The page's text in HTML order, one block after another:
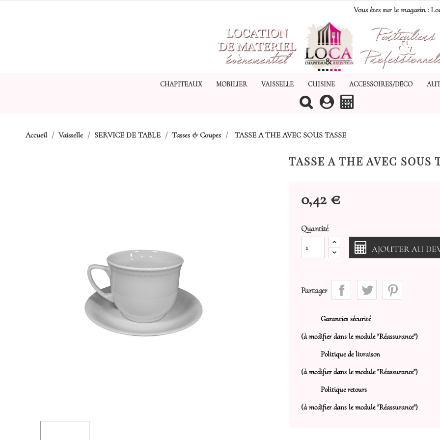
Vous êtes sur le magasin :
CHAPITEAUX MOBILIER VAISSELLE CUISINE ACCESSOIRES/DÉCO
(0)
Accueil Vaisselle SERVICE DE TABLE Tasses & Coupes TASSE A THE AVEC SOUS TASSE
TASSE A THE AVEC SOUS
0,42 €
Quantité
AJOUTER AU
Partager
Garanties sécurité
(à modifier dans le module "Réassurance")
Politique de livraison
(à modifier dans le module "Réassurance")
Politique retours
(à modifier dans le module "Réassurance")